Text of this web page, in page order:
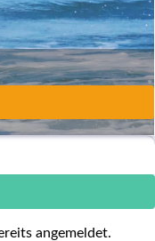
angemeldet.